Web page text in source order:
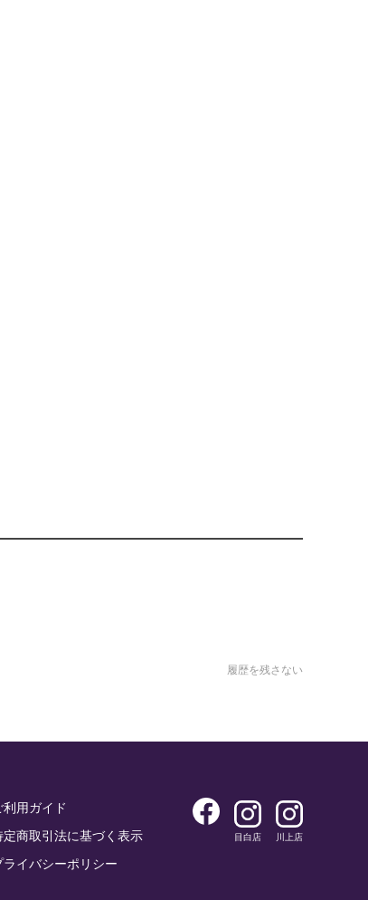
履歴を残さない
利用ガイド
定商取引法に基づく表示
ライバシーポリシー
目白店 川上店